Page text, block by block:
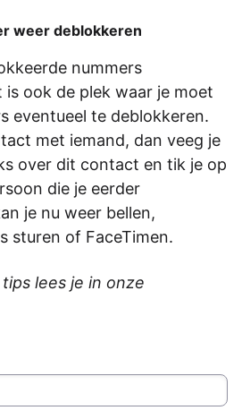
weer deblokkeren
nummers
ook de plek waar je moet
eventueel te deblokkeren.
met iemand, dan veeg je
over dit contact en tik je op
die je eerder
je nu weer bellen,
sturen of FaceTimen.
lees je in onze